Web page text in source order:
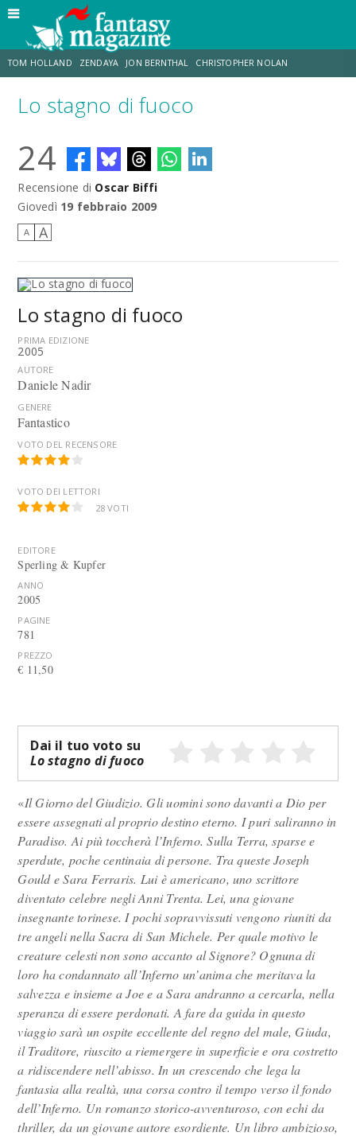
TOM HOLLAND ZENDAYA JON BERNTHAL CHRISTOPHER NOLAN
STRANIMONDI LUCCA COMICS & GAMES ODISSEA
SPIDER-MAN: BRAND NEW DAY MICHAEL MANDO
Lo stagno di fuoco
24
Recensione di Oscar Biffi
Giovedì 19 febbraio 2009
A A
Lo stagno di fuoco
PRIMA EDIZIONE
2005
AUTORE
Daniele Nadir
GENERE
Fantastico
VOTO DEL RECENSORE
VOTO DEI LETTORI
28 VOTI
EDITORE
Sperling & Kupfer
ANNO
2005
PAGINE
781
PREZZO
€ 11,50
Dai il tuo voto su
Lo stagno di fuoco
«Il Giorno del Giudizio. Gli uomini sono davanti a Dio per
essere assegnati al proprio destino eterno. I puri saliranno in
Paradiso. Ai più toccherà l’Inferno. Sulla Terra, sparse e
sperdute, poche centinaia di persone. Tra queste Joseph
Gould e Sara Ferraris. Lui è americano, uno scrittore
diventato celebre negli Anni Trenta. Lei, una giovane
insegnante torinese. I pochi sopravvissuti vengono riuniti da
tre angeli nella Sacra di San Michele. Per quale motivo le
creature celesti non sono accanto al Signore? Ognuna di
loro ha condannato all’Inferno un’anima che meritava la
salvezza e insieme a Joe e a Sara andranno a cercarla, nella
speranza di essere perdonati. A fare da guida in questo
viaggio sarà un ospite eccellente del regno del male, Giuda,
il Traditore, riuscito a riemergere in superficie e ora costretto
a ridiscendere nell’abisso. In un crescendo che lega la
fantasia alla realtà, una corsa contro il tempo verso il fondo
dell’Inferno. Un romanzo storico-avventuroso, con echi da
thriller, da un giovane autore esordiente. Un libro ambizioso,